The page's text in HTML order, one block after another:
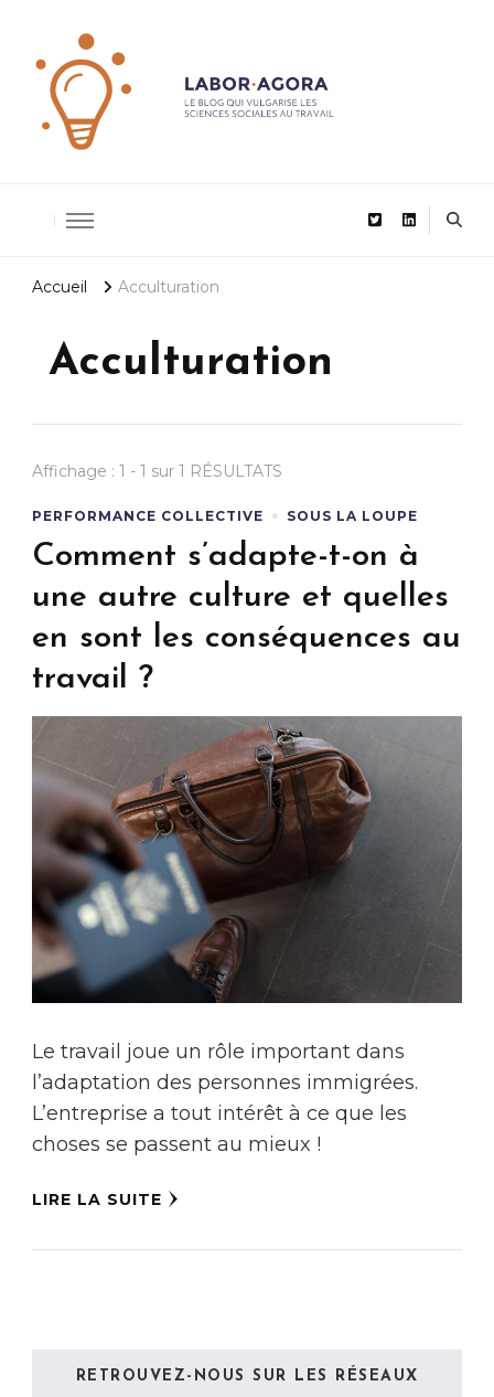
Accueil Acculturation
Acculturation
Affichage : 1 - 1 sur 1 RÉSULTATS
PERFORMANCE COLLECTIVE SOUS LA LOUPE
Comment s’adapte-t-on à
une autre culture et quelles
en sont les conséquences au
travail ?
Le travail joue un rôle important dans
l’adaptation des personnes immigrées.
L’entreprise a tout intérêt à ce que les
choses se passent au mieux !
LIRE LA SUITE
RETROUVEZ-NOUS SUR LES RÉSEAUX